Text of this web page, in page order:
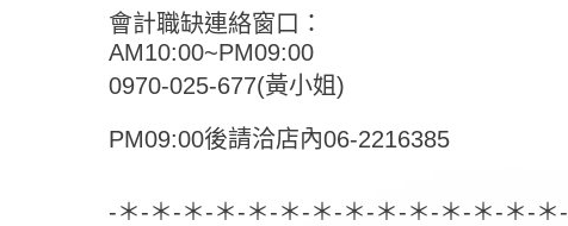
會計職缺連絡窗口：
AM10:00~PM09:00
0970-025-677(黃小姐)
PM09:00後請洽店內06-2216385
-＊-＊-＊-＊-＊-＊-＊-＊-＊-＊-＊-＊-＊-＊-